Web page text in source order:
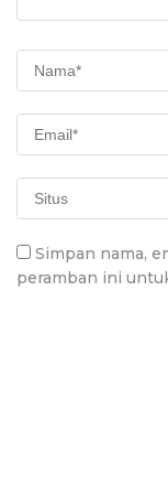
Simpan nama,
peramban ini